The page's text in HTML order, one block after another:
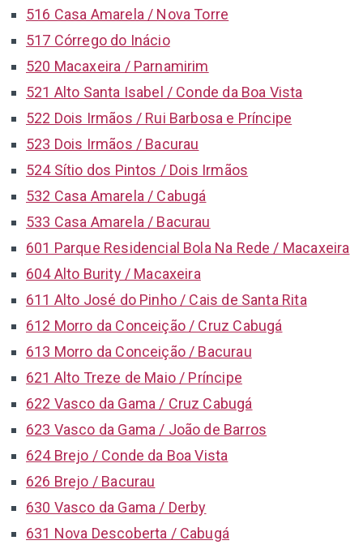
516 Casa Amarela / Nova Torre
517 Córrego do Inácio
520 Macaxeira / Parnamirim
521 Alto Santa Isabel / Conde da Boa Vista
522 Dois Irmãos / Rui Barbosa e Príncipe
523 Dois Irmãos / Bacurau
524 Sítio dos Pintos / Dois Irmãos
532 Casa Amarela / Cabugá
533 Casa Amarela / Bacurau
601 Parque Residencial Bola Na Rede / Macaxeira
604 Alto Burity / Macaxeira
611 Alto José do Pinho / Cais de Santa Rita
612 Morro da Conceição / Cruz Cabugá
613 Morro da Conceição / Bacurau
621 Alto Treze de Maio / Príncipe
622 Vasco da Gama / Cruz Cabugá
623 Vasco da Gama / João de Barros
624 Brejo / Conde da Boa Vista
626 Brejo / Bacurau
630 Vasco da Gama / Derby
631 Nova Descoberta / Cabugá